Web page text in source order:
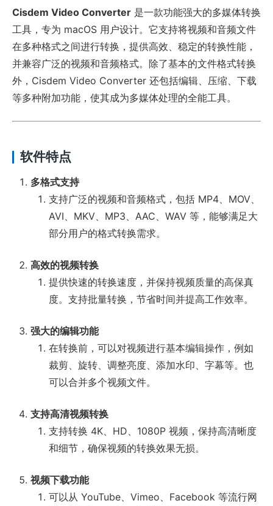
Cisdem Video Converter 是一款功能强大的多媒体转换
工具，专为 macOS 用户设计。它支持将视频和音频文件
在多种格式之间进行转换，提供高效、稳定的转换性能，
并兼容广泛的视频和音频格式。除了基本的文件格式转换
外，Cisdem Video Converter 还包括编辑、压缩、下载
等多种附加功能，使其成为多媒体处理的全能工具。
软件特点
多格式支持
支持广泛的视频和音频格式，包括 MP4、MOV、
AVI、MKV、MP3、AAC、WAV 等，能够满足大
部分用户的格式转换需求。
高效的视频转换
提供快速的转换速度，并保持视频质量的高保真
度。支持批量转换，节省时间并提高工作效率。
强大的编辑功能
在转换前，可以对视频进行基本编辑操作，例如
裁剪、旋转、调整亮度、添加水印、字幕等。也
可以合并多个视频文件。
支持高清视频转换
支持转换 4K、HD、1080P 视频，保持高清晰度
和细节，确保视频的转换效果无损。
视频下载功能
可以从 YouTube、Vimeo、Facebook 等流行网